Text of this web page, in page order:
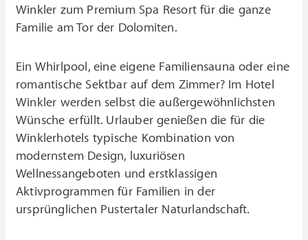
Winkler zum Premium Spa Resort für die ganze
Familie am Tor der Dolomiten.
Ein Whirlpool, eine eigene Familiensauna oder eine
romantische Sektbar auf dem Zimmer? Im Hotel
Winkler werden selbst die außergewöhnlichsten
Wünsche erfüllt. Urlauber genießen die für die
Winklerhotels typische Kombination von
modernstem Design, luxuriösen
Wellnessangeboten und erstklassigen
Aktivprogrammen für Familien in der
ursprünglichen Pustertaler Naturlandschaft.